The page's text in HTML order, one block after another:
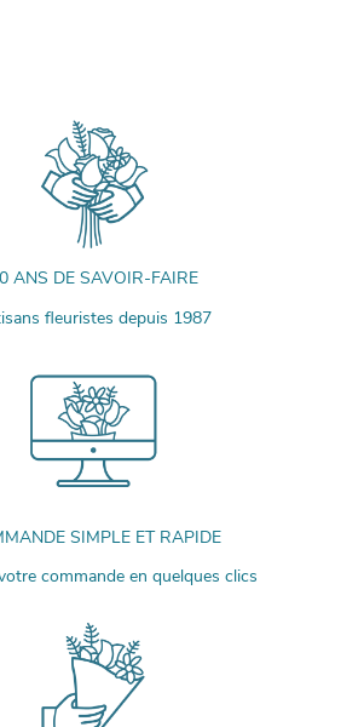
ANS DE SAVOIR-FAIRE
fleuristes depuis 1987
SIMPLE ET RAPIDE
commande en quelques clics